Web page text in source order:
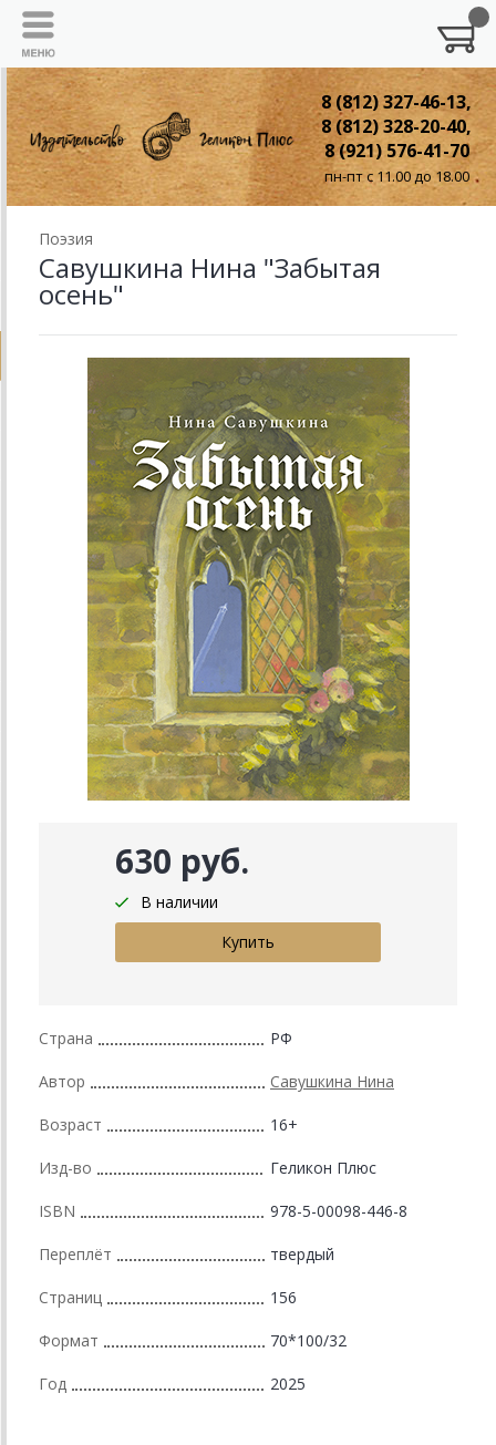
8 (812) 327-46-13,
8 (812) 328-20-40,
8 (921) 576-41-70
пн-пт с 11.00 до 18.00
Поэзия
Савушкина Нина "Забытая
осень"
630 руб.
В наличии
Страна РФ
Автор Савушкина Нина
Возраст 16+
Изд-во Геликон Плюс
ISBN 978-5-00098-446-8
Переплёт твердый
Страниц 156
Формат 70*100/32
Год 2025